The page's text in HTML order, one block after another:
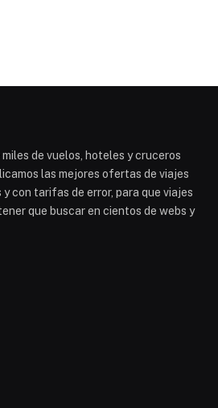
de vuelos, hoteles y cruceros
las mejores ofertas de viajes
con tarifas de error, para que viajes
que buscar en cientos de webs y